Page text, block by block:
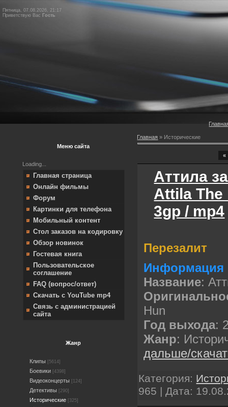
Пятница, 07.08.2026, 21:17
Приветствую Вас Гость
Меню сайта
Loading...
Главная страница
Онлайн фильмы
Форум
Картинки для телефона
Мобильный контент
Стол заказов на кодировку
Обзор новинок
Гостевая книга
Пользовательское
соглашение
FAQ (вопрос/ответ)
Скачать с YouTube mp4
Связь с администрацией
сайта
Жанр
Клипы [5614]
Боевики [4398]
Видеоконцерты [124]
Детективы [290]
Исторические [325]
Главная » Исторические
«
Аттила
Attila The
3gp / mp4
Перезалит
Название:
Hun
Год выхода:
Жанр:
дальше/
Категория:
965 | Дата: